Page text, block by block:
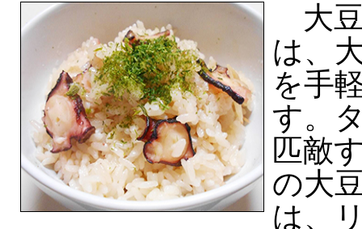
大
は、
を手
す。
匹敵
の大
は、